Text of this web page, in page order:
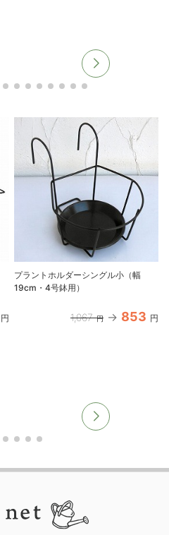
円
プラントホルダーシングル小（幅
19cm・4号鉢用）
1,067 円 853 円